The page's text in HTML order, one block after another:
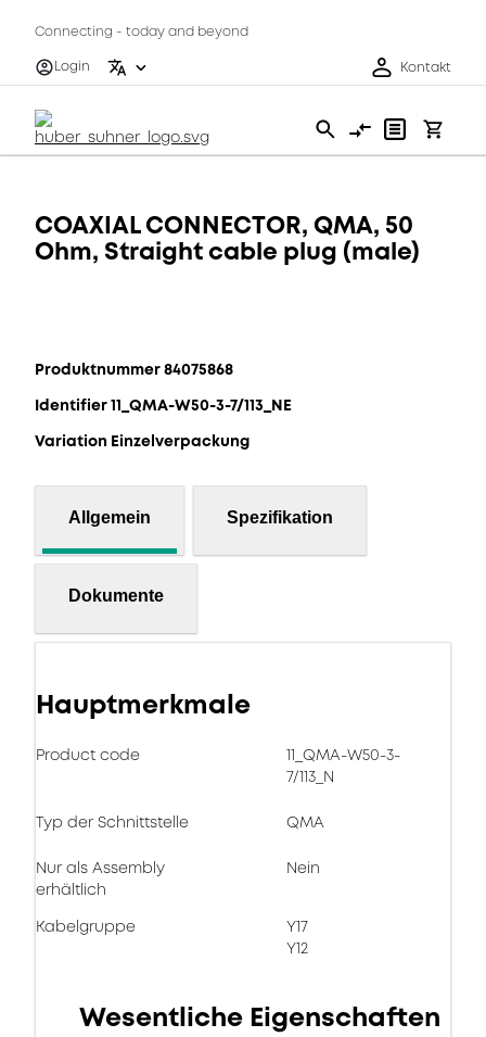
Connecting - today and beyond
Login
Kontakt
COAXIAL CONNECTOR, QMA, 50
Ohm, Straight cable plug (male)
Produktnummer 84075868
Identifier 11_QMA-W50-3-7/113_NE
Variation Einzelverpackung
Allgemein Spezifikation
Dokumente
Hauptmerkmale
Product code
11_QMA-W50-3-
7/113_N
Typ der Schnittstelle QMA
Nur als Assembly
erhältlich
Nein
Kabelgruppe
Y17
Y12
Wesentliche Eigenschaften